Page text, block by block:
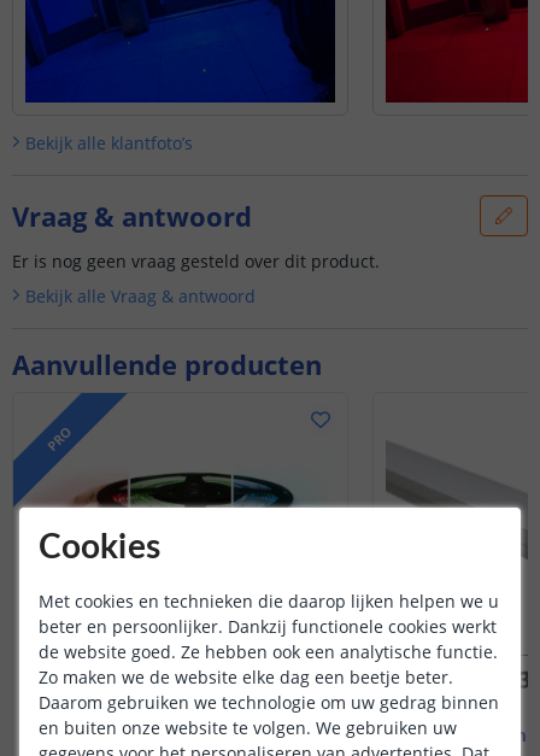
Aanvullende producten
PRO
PRO | RGB led strip
1M -
Bekijk alle klantfoto’s
Vraag & antwoord
Er is nog geen vraag gesteld over dit product.
Bekijk alle Vraag & antwoord
Cookies
Met cookies en technieken die daarop lijken helpen we u
beter en persoonlijker. Dankzij functionele cookies werkt
de website goed. Ze hebben ook een analytische functie.
Zo maken we de website elke dag een beetje beter.
Daarom gebruiken we technologie om uw gedrag binnen
en buiten onze website te volgen. We gebruiken uw